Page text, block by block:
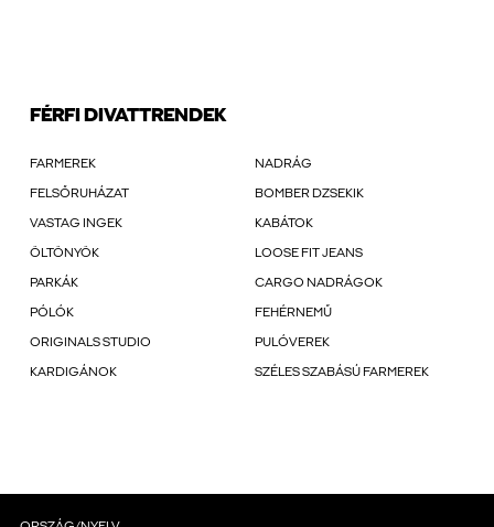
FÉRFI DIVATTRENDEK
FARMEREK NADRÁG
FELSŐRUHÁZAT BOMBER DZSEKIK
VASTAG INGEK KABÁTOK
ÖLTÖNYÖK LOOSE FIT JEANS
PARKÁK CARGO NADRÁGOK
PÓLÓK FEHÉRNEMŰ
ORIGINALS STUDIO PULÓVEREK
KARDIGÁNOK SZÉLES SZABÁSÚ FARMEREK